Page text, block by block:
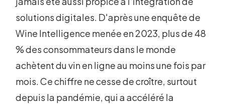
solutions digitales. D'après une enquête de
Wine Intelligence menée en 2023, plus de 48
% des consommateurs dans le monde
achètent du vin en ligne au moins une fois par
mois. Ce chiffre ne cesse de croître, surtout
depuis la pandémie, qui a accéléré la